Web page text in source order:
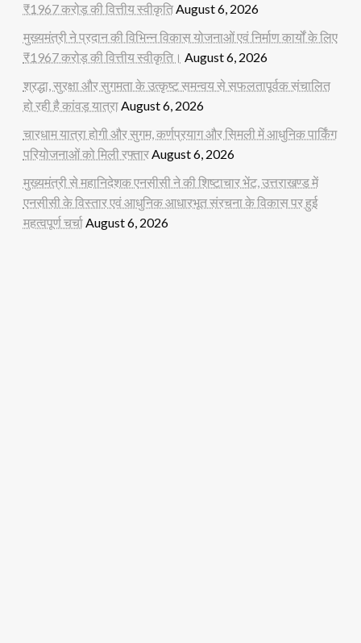
₹1967 करोड़ की वित्तीय स्वीकृतिAugust 6, 2026
मुख्यमंत्री ने प्रदान की विभिन्न विकास योजनाओं एवं निर्माण कार्यों के लिए
₹1967 करोड़ की वित्तीय स्वीकृति। August 6, 2026
श्रद्धा, सुरक्षा और सुगमता के उत्कृष्ट समन्वय से सफलतापूर्वक संचालित
हो रही है कांवड़ यात्राAugust 6, 2026
चारधाम यात्रा होगी और सुगम, कर्णप्रयाग और सिमली में आधुनिक पार्किंग
परियोजनाओं को मिली रफ्तारAugust 6, 2026
मुख्यमंत्री से महानिदेशक एनसीसी ने की शिष्टाचार भेंट, उत्तराखण्ड में
एनसीसी के विस्तार एवं आधुनिक आधारभूत संरचना के विकास पर हुई
महत्वपूर्ण चर्चाAugust 6, 2026